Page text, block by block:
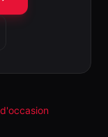
d'occasion